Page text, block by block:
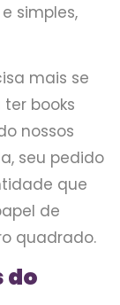
simples,
mais se
books
nossos
seu pedido
que
de
quadrado.
do